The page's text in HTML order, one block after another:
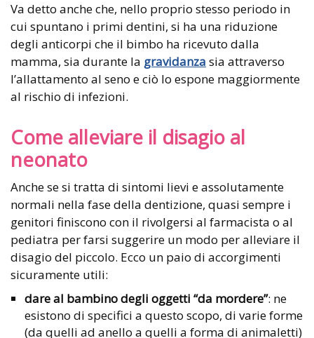
Va detto anche che, nello proprio stesso periodo in
cui spuntano i primi dentini, si ha una riduzione
degli anticorpi che il bimbo ha ricevuto dalla
mamma, sia durante la gravidanza sia attraverso
l’allattamento al seno e ciò lo espone maggiormente
al rischio di infezioni.
Come alleviare il disagio al
neonato
Anche se si tratta di sintomi lievi e assolutamente
normali nella fase della dentizione, quasi sempre i
genitori finiscono con il rivolgersi al farmacista o al
pediatra per farsi suggerire un modo per alleviare il
disagio del piccolo. Ecco un paio di accorgimenti
sicuramente utili:
dare al bambino degli oggetti “da mordere”: ne
esistono di specifici a questo scopo, di varie forme
(da quelli ad anello a quelli a forma di animaletti)